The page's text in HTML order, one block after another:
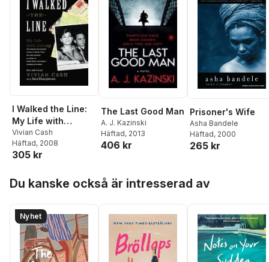
I Walked the Line:
My Life with
Johnny
Vivian Cash
Häftad, 2008
305 kr
The Last Good Man
A. J. Kazinski
Häftad, 2013
406 kr
Prisoner's Wife
Asha Bandele
Häftad, 2000
265 kr
Du kanske också är intresserad av
Nyhet